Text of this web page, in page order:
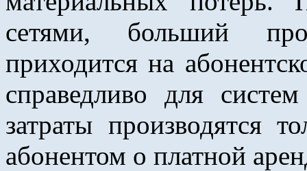
сетями, больший
приходится на
справедливо для
затраты производятся
абонентом о платной